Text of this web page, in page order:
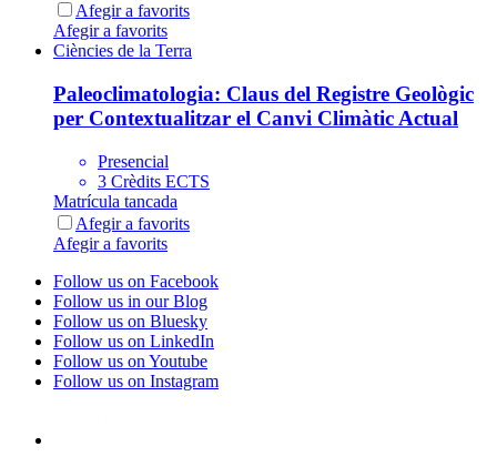
Afegir a favorits
Afegir a favorits
Ciències de la Terra
Paleoclimatologia: Claus del Registre Geològic
per Contextualitzar el Canvi Climàtic Actual
Presencial
3 Crèdits ECTS
Matrícula tancada
Afegir a favorits
Afegir a favorits
Follow us on Facebook
Follow us in our Blog
Follow us on Bluesky
Follow us on LinkedIn
Follow us on Youtube
Follow us on Instagram